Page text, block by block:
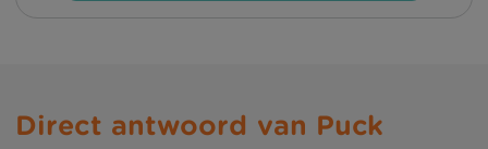
Direct antwoord van Puck